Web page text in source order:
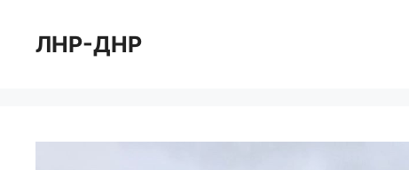
содержимому
ЛНР-ДНР